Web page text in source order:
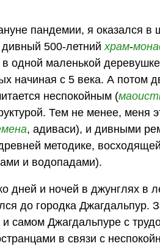
пандемии, я оказался в
дивный 500-летнийхрам-
одной маленькой
начиная с 5 века. А потом
неспокойным (
Тем не менее,
, адиваси), и дивными
методике,
и водопадами).
дней и ночей в джунглях в
до городка Джагдальпур.
и самом Джагдальпуре с
в связи с